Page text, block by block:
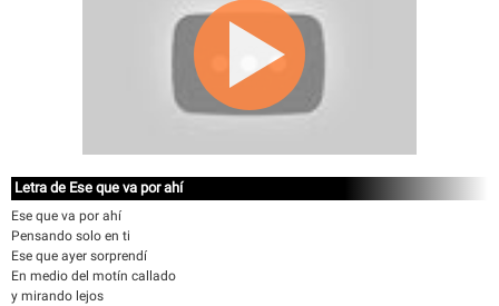
Letra de Ese que va por ahí
Ese que va por ahí
Pensando solo en ti
Ese que ayer sorprendí
En medio del motín callado
y mirando lejos